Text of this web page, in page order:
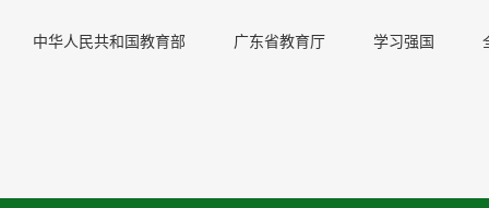
中华人民共和国教育部 广东省教育厅 学习强国